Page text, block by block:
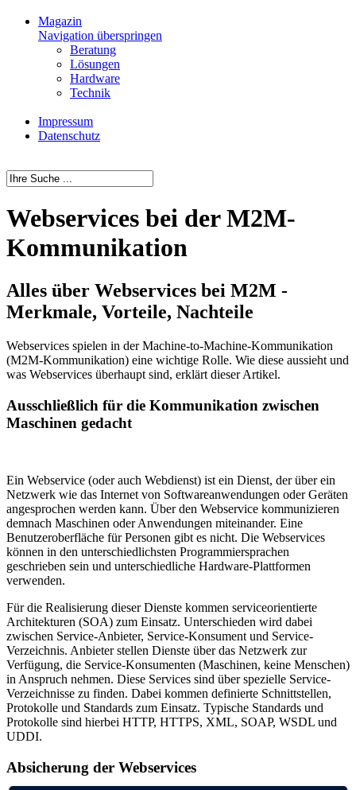
Magazin
Navigation überspringen
Beratung
Lösungen
Hardware
Technik
Impressum
Datenschutz
Webservices bei der M2M-
Kommunikation
Alles über Webservices bei M2M -
Merkmale, Vorteile, Nachteile
Webservices spielen in der Machine-to-Machine-Kommunikation
(M2M-Kommunikation) eine wichtige Rolle. Wie diese aussieht und
was Webservices überhaupt sind, erklärt dieser Artikel.
Ausschließlich für die Kommunikation zwischen
Maschinen gedacht
Ein Webservice (oder auch Webdienst) ist ein Dienst, der über ein
Netzwerk wie das Internet von Softwareanwendungen oder Geräten
angesprochen werden kann. Über den Webservice kommunizieren
demnach Maschinen oder Anwendungen miteinander. Eine
Benutzeroberfläche für Personen gibt es nicht. Die Webservices
können in den unterschiedlichsten Programmiersprachen
geschrieben sein und unterschiedliche Hardware-Plattformen
verwenden.
Für die Realisierung dieser Dienste kommen serviceorientierte
Architekturen (SOA) zum Einsatz. Unterschieden wird dabei
zwischen Service-Anbieter, Service-Konsument und Service-
Verzeichnis. Anbieter stellen Dienste über das Netzwerk zur
Verfügung, die Service-Konsumenten (Maschinen, keine Menschen)
in Anspruch nehmen. Diese Services sind über spezielle Service-
Verzeichnisse zu finden. Dabei kommen definierte Schnittstellen,
Protokolle und Standards zum Einsatz. Typische Standards und
Protokolle sind hierbei HTTP, HTTPS, XML, SOAP, WSDL und
UDDI.
Absicherung der Webservices